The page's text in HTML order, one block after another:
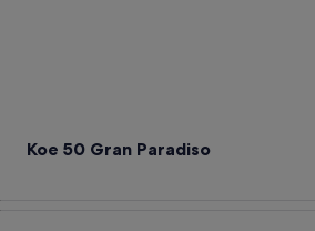
Koe 50 Gran Paradiso